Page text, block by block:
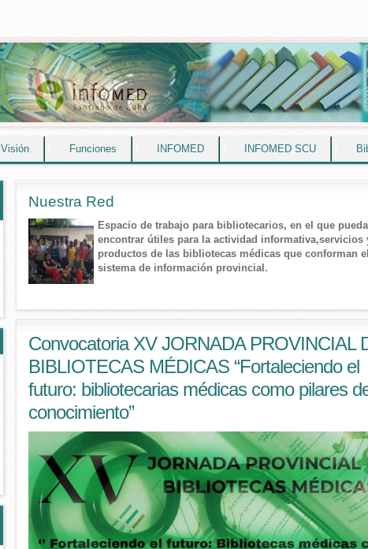
Visión Funciones INFOMED INFOMED SCU
Nuestra Red
Espacio de trabajo para bibliotecarios, en el que
encontrar útiles para la actividad informativa,servicios
productos de las bibliotecas médicas que conforman el
sistema de información provincial.
Convocatoria XV JORNADA PROVINCIAL
BIBLIOTECAS MÉDICAS “Fortaleciendo el
futuro: bibliotecarias médicas como pilares
conocimiento”